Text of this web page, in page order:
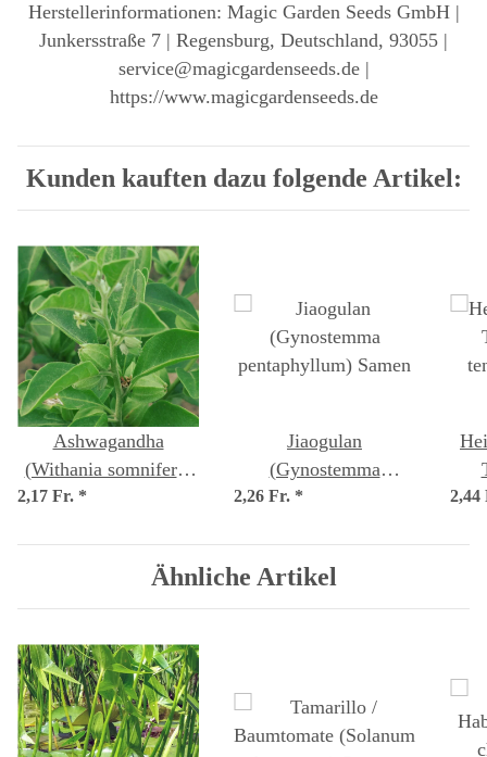
Herstellerinformationen: Magic Garden Seeds GmbH |
Junkersstraße 7 | Regensburg, Deutschland, 93055 |
service@magicgardenseeds.de |
https://www.magicgardenseeds.de
Kunden kauften dazu folgende Artikel:
Ashwagandha
(Withania somnifera)
Samen
2,17 Fr. *
Jiaogulan
(Gynostemma
pentaphyllum) Samen
2,26 Fr. *
Ähnliche Artikel